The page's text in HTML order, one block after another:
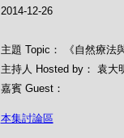
2014-12-26
主題 Topic： 《自然療法
主持人 Hosted by： 袁大
嘉賓 Guest：
本集討論區